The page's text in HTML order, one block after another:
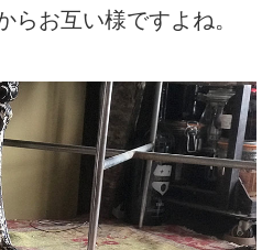
らお互い様ですよね。